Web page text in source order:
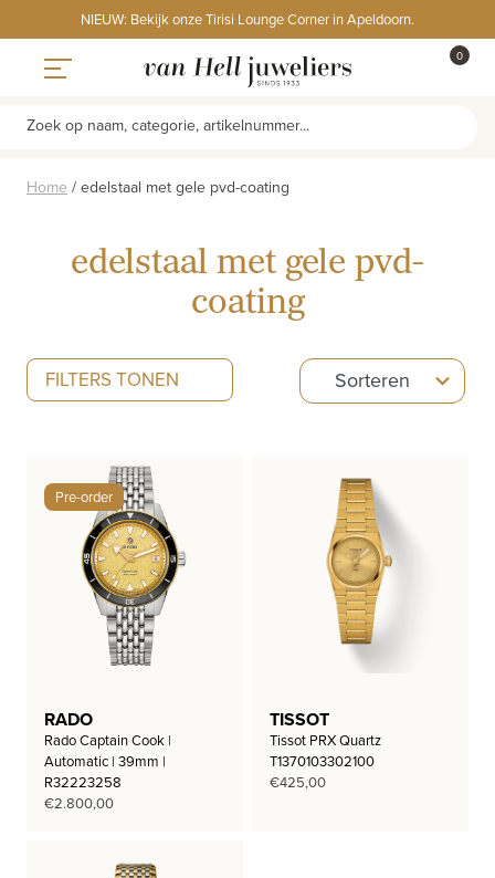
to
content
NIEUW: Bekijk onze Tirisi Lounge Corner in Apeldoorn.
0
Zoek op naam, categorie, artikelnummer...
Home / edelstaal met gele pvd-coating
edelstaal met gele pvd-
coating
FILTERS TONEN Sorteren
5
results
Pre-order
RADO
Rado Captain Cook |
Automatic | 39mm |
R32223258
€2.800,00
TISSOT
Tissot PRX Quartz
T1370103302100
€425,00